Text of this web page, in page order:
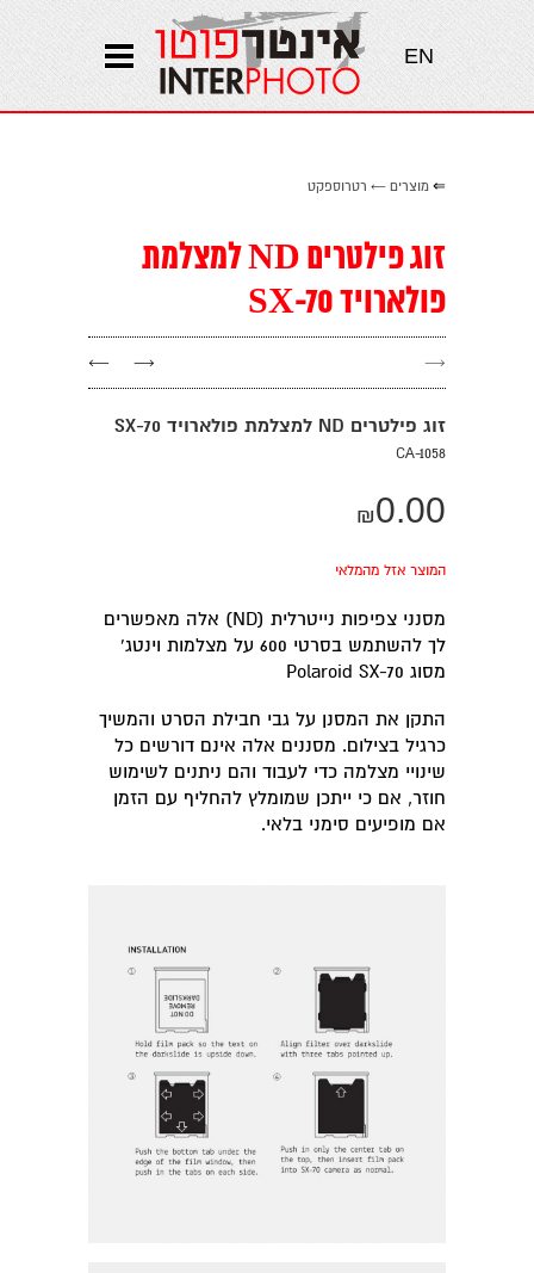
EN
⇐ מוצרים ← רטרוספקט
זוג פילטרים ND למצלמת
פולארויד SX-70
→
→
←
זוג פילטרים ND למצלמת פולארויד SX-70
CA-1058
₪0.00
המוצר אזל מהמלאי
מסנני צפיפות נייטרלית (ND) אלה מאפשרים
לך להשתמש בסרטי
600 על מצלמות וינטג'
מסוג Polaroid SX-70
התקן את המסנן על גבי חבילת הסרט והמשיך
כרגיל בצילום. מסננים אלה אינם דורשים כל
שינויי מצלמה כדי לעבוד והם ניתנים לשימוש
חוזר, אם כי ייתכן שמומלץ להחליף עם הזמן
אם מופיעים סימני בלאי.